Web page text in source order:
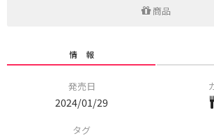
商品
情 報
発売日
2024/01/29
タグ